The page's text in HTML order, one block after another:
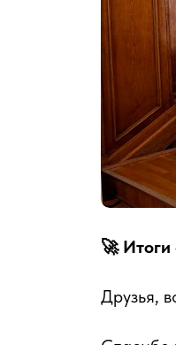
🚀
Друзья,